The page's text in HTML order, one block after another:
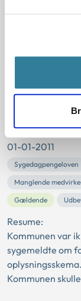
Efter
medvirke til, at
lægeattest til
01-01-2011
Sygedagpengeloven
Manglende
Gældende
Resume:
Kommunen var
sygemeldte om
oplysningsskema.
Kommunen